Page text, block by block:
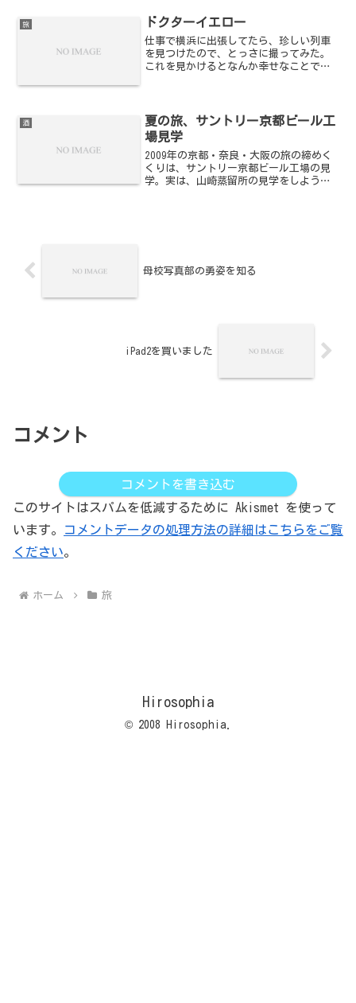
になった。なぜか会場近くは高いの
だ....
旅 ドクターイエロー
仕事で横浜に出張してたら、珍しい列車
を見つけたので、とっさに撮ってみた。
これを見かけるとなんか幸せなことでも
酒
夏の旅、サントリー京都ビール工
場見学
2009年の京都・奈良・大阪の旅の締めく
くりは、サントリー京都ビール工場の見
学。実は、山崎蒸留所の見学をしようと
母校写真部の勇姿を知る
iPad2を買いました
コメント
コメントを書き込む
このサイトはスパムを低減するために Akismet を使って
います。
コメントデータの処理方法の詳細はこちらをご覧
ください。
ホーム 旅
Hirosophia
© 2008 Hirosophia.